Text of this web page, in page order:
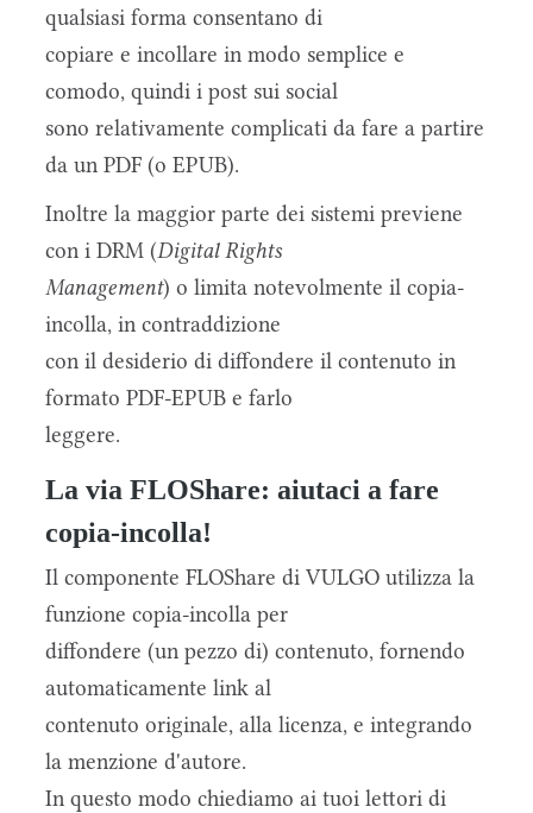
qualsiasi forma consentano di
copiare e incollare in modo semplice e
comodo, quindi i post sui social
sono relativamente complicati da fare a partire
da un PDF (o EPUB).
Inoltre la maggior parte dei sistemi previene
con i DRM (Digital Rights
Management) o limita notevolmente il copia-
incolla, in contraddizione
con il desiderio di diffondere il contenuto in
formato PDF-EPUB e farlo
leggere.
La via FLOShare: aiutaci a fare
copia-incolla!
Il componente FLOShare di VULGO utilizza la
funzione copia-incolla per
diffondere (un pezzo di) contenuto, fornendo
automaticamente link al
contenuto originale, alla licenza, e integrando
la menzione d'autore.
In questo modo chiediamo ai tuoi lettori di